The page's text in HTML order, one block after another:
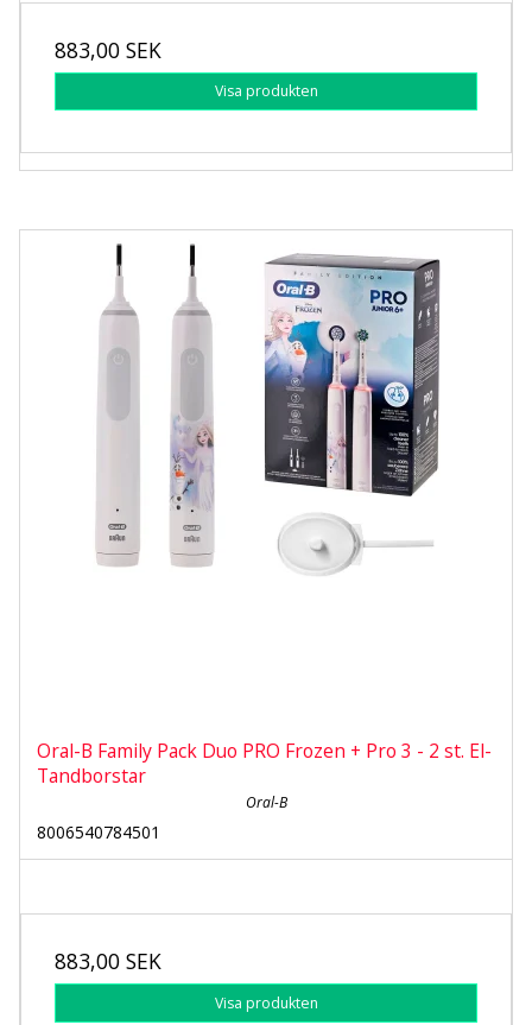
883,00 SEK
Visa produkten
Oral-B Family Pack Duo PRO Frozen + Pro 3 - 2 st. El-
Tandborstar
Oral-B
8006540784501
883,00 SEK
Visa produkten